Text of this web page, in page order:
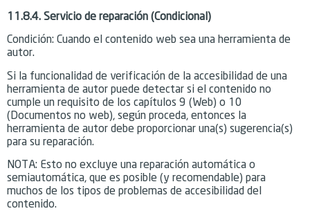
11.8.4. Servicio de reparación (Condicional)
Condición: Cuando el contenido web sea una herramienta de
autor.
Si la funcionalidad de verificación de la accesibilidad de una
herramienta de autor puede detectar si el contenido no
cumple un requisito de los capítulos 9 (Web) o 10
(Documentos no web), según proceda, entonces la
herramienta de autor debe proporcionar una(s) sugerencia(s)
para su reparación.
NOTA: Esto no excluye una reparación automática o
semiautomática, que es posible (y recomendable) para
muchos de los tipos de problemas de accesibilidad del
contenido.